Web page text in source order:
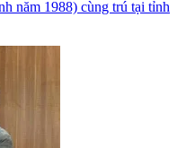
năm 1988) cùng trú tại tỉnh